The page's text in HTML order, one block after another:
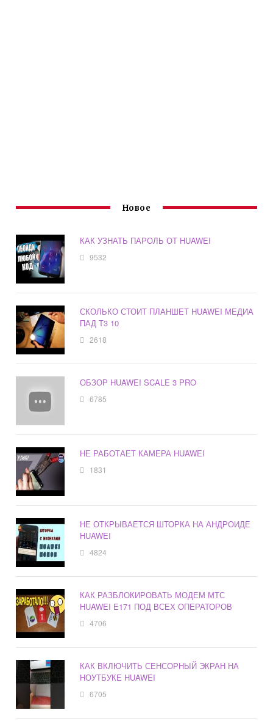
Новое
КАК УЗНАТЬ ПАРОЛЬ ОТ HUAWEI
9532
СКОЛЬКО СТОИТ ПЛАНШЕТ HUAWEI МЕДИА
ПАД Т3 10
2618
ОБЗОР HUAWEI SCALE 3 PRO
6785
НЕ РАБОТАЕТ КАМЕРА HUAWEI
1831
НЕ ОТКРЫВАЕТСЯ ШТОРКА НА АНДРОИДЕ
HUAWEI
4824
КАК РАЗБЛОКИРОВАТЬ МОДЕМ МТС
HUAWEI E171 ПОД ВСЕХ ОПЕРАТОРОВ
4706
КАК ВКЛЮЧИТЬ СЕНСОРНЫЙ ЭКРАН НА
НОУТБУКЕ HUAWEI
6705